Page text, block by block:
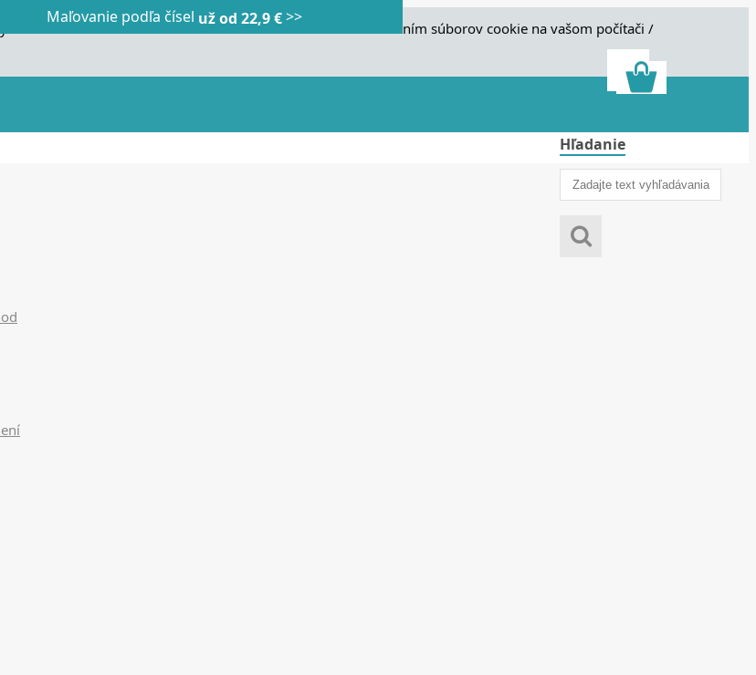
cookies. Používaním našich stránok súhlasíte s ukladaním súborov cookie na vašom počítači /
Hľadanie
Dnes maľovanie podľa čísel|už od 9,90€
Dnes veľký horúci výpredaj|zľavy až 90%
Maľovanie podľa čísel už od 22,9 €>>